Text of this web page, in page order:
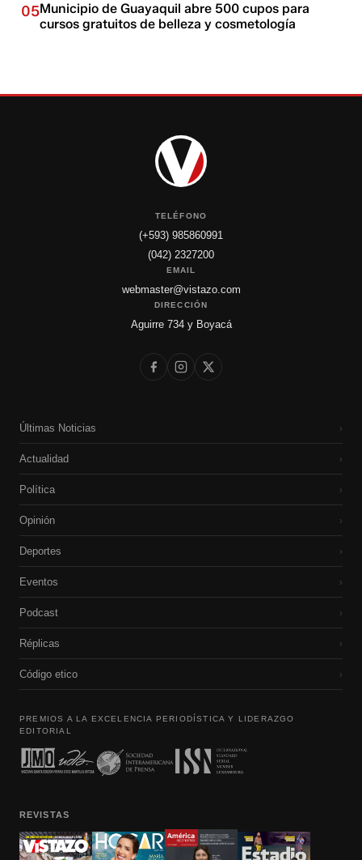
05Municipio de Guayaquil abre 500 cupos para
cursos gratuitos de belleza y cosmetología
TELÉFONO
(+593) 985860991
(042) 2327200
EMAIL
webmaster@vistazo.com
DIRECCIÓN
Aguirre 734 y Boyacá
Últimas Noticias ›
Actualidad ›
Política ›
Opinión ›
Deportes ›
Eventos ›
Podcast ›
Réplicas ›
Código etico ›
PREMIOS A LA EXCELENCIA PERIODÍSTICA Y LIDERAZGO
EDITORIAL
REVISTAS